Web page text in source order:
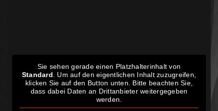
Sie sehen gerade einen Platzhalterinhalt von
Standard . Um auf den eigentlichen Inhalt zuzugreifen,
klicken Sie auf den Button unten. Bitte beachten Sie,
dass dabei Daten an Drittanbieter weitergegeben
werden.